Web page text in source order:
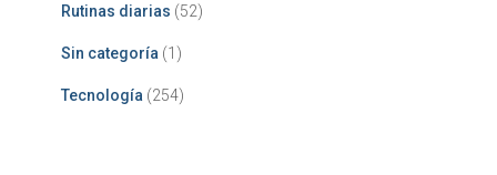
Rutinas diarias (52)
Sin categoría (1)
Tecnología (254)